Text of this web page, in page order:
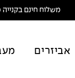
משלוח חינם בקנייה
אביזרים